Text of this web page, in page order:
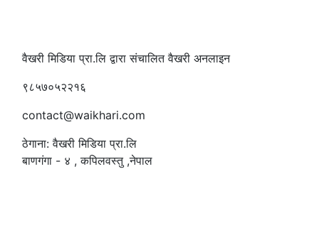
वैखरी मिडिया प्रा.लि द्वारा संचालित वैखरी अनलाइन
९८५७०५२२१६
contact@waikhari.com
ठेगाना: वैखरी मिडिया प्रा.लि
बाणगंगा - ४ , कपिलवस्तु ,नेपाल